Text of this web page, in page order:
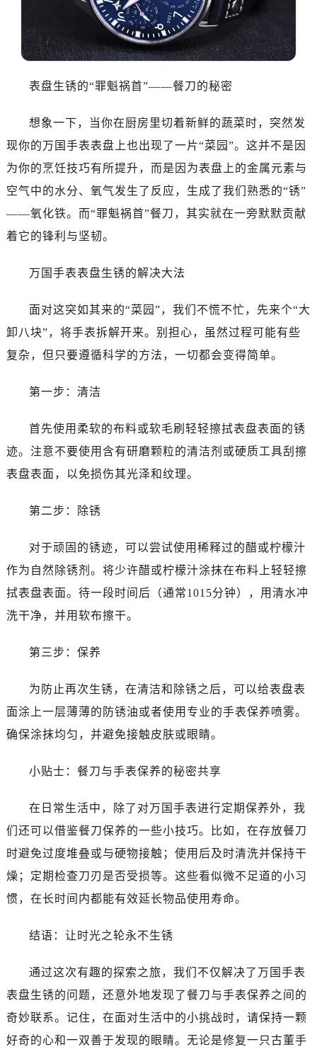
表盘生锈的“罪魁祸首”——餐刀的秘密
想象一下，当你在厨房里切着新鲜的蔬菜时，突然发
现你的万国手表表盘上也出现了一片“菜园”。这并不是因
为你的烹饪技巧有所提升，而是因为表盘上的金属元素与
空气中的水分、氧气发生了反应，生成了我们熟悉的“锈”
——氧化铁。而“罪魁祸首”餐刀，其实就在一旁默默贡献
着它的锋利与坚韧。
万国手表表盘生锈的解决大法
面对这突如其来的“菜园”，我们不慌不忙，先来个“大
卸八块”，将手表拆解开来。别担心，虽然过程可能有些
复杂，但只要遵循科学的方法，一切都会变得简单。
第一步：清洁
首先使用柔软的布料或软毛刷轻轻擦拭表盘表面的锈
迹。注意不要使用含有研磨颗粒的清洁剂或硬质工具刮擦
表盘表面，以免损伤其光泽和纹理。
第二步：除锈
对于顽固的锈迹，可以尝试使用稀释过的醋或柠檬汁
作为自然除锈剂。将少许醋或柠檬汁涂抹在布料上轻轻擦
拭表盘表面。待一段时间后（通常1015分钟），用清水冲
洗干净，并用软布擦干。
第三步：保养
为防止再次生锈，在清洁和除锈之后，可以给表盘表
面涂上一层薄薄的防锈油或者使用专业的手表保养喷雾。
确保涂抹均匀，并避免接触皮肤或眼睛。
小贴士：餐刀与手表保养的秘密共享
在日常生活中，除了对万国手表进行定期保养外，我
们还可以借鉴餐刀保养的一些小技巧。比如，在存放餐刀
时避免过度堆叠或与硬物接触；使用后及时清洗并保持干
燥；定期检查刀刃是否受损等。这些看似微不足道的小习
惯，在长时间内都能有效延长物品使用寿命。
结语：让时光之轮永不生锈
通过这次有趣的探索之旅，我们不仅解决了万国手表
表盘生锈的问题，还意外地发现了餐刀与手表保养之间的
奇妙联系。记住，在面对生活中的小挑战时，请保持一颗
好奇的心和一双善于发现的眼睛。无论是修复一只古董手